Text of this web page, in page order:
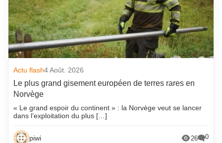
Actu flash4 Août. 2026
Le plus grand gisement européen de terres rares en
Norvège
« Le grand espoir du continent » : la Norvège veut se lancer
dans l’exploitation du plus […]
piwi 26 0